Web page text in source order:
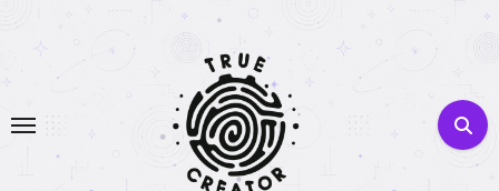
содержимому